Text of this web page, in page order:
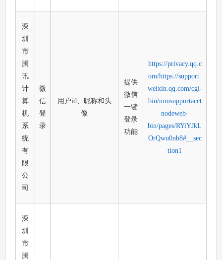
深
圳
市
腾
讯
计
算
机
系
统
有
限
公
司
微
信
登
录
用户id、昵称和头
像
提供
微信
一键
登录
功能
https://privacy.qq.c
om/https://support.
weixin.qq.com/cgi-
bin/mmsupportacct
nodeweb-
bin/pages/RYiYJkL
OrQwu0nb8#__sec
tion1
深
圳
市
腾